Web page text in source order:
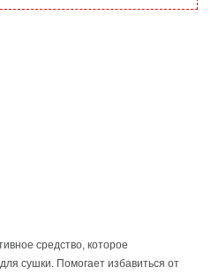
средство, которое
сушки. Помогает избавиться от